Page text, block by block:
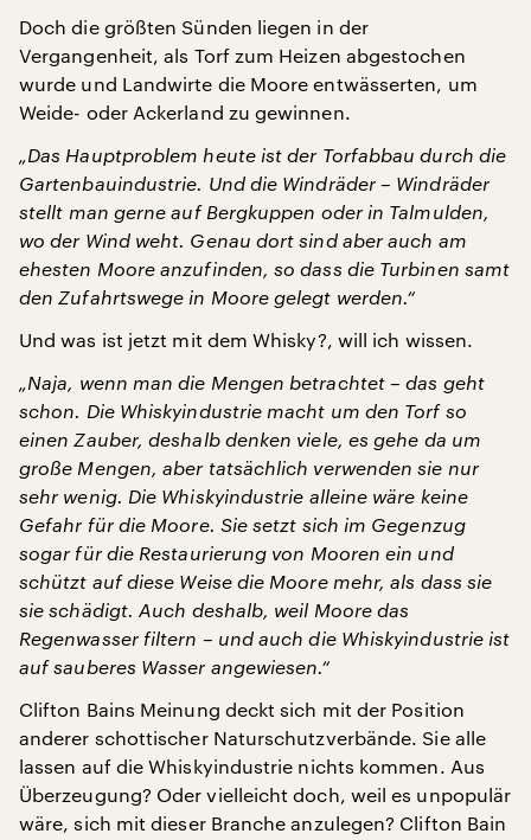
Doch die größten Sünden liegen in der
Vergangenheit, als Torf zum Heizen abgestochen
wurde und Landwirte die Moore entwässerten, um
Weide- oder Ackerland zu gewinnen.
„Das Hauptproblem heute ist der Torfabbau durch die
Gartenbauindustrie. Und die Windräder – Windräder
stellt man gerne auf Bergkuppen oder in Talmulden,
wo der Wind weht. Genau dort sind aber auch am
ehesten Moore anzufinden, so dass die Turbinen samt
den Zufahrtswege in Moore gelegt werden.“
Und was ist jetzt mit dem Whisky?, will ich wissen.
„Naja, wenn man die Mengen betrachtet – das geht
schon. Die Whiskyindustrie macht um den Torf so
einen Zauber, deshalb denken viele, es gehe da um
große Mengen, aber tatsächlich verwenden sie nur
sehr wenig. Die Whiskyindustrie alleine wäre keine
Gefahr für die Moore. Sie setzt sich im Gegenzug
sogar für die Restaurierung von Mooren ein und
schützt auf diese Weise die Moore mehr, als dass sie
sie schädigt. Auch deshalb, weil Moore das
Regenwasser filtern – und auch die Whiskyindustrie ist
auf sauberes Wasser angewiesen.“
Clifton Bains Meinung deckt sich mit der Position
anderer schottischer Naturschutzverbände. Sie alle
lassen auf die Whiskyindustrie nichts kommen. Aus
Überzeugung? Oder vielleicht doch, weil es unpopulär
wäre, sich mit dieser Branche anzulegen? Clifton Bain